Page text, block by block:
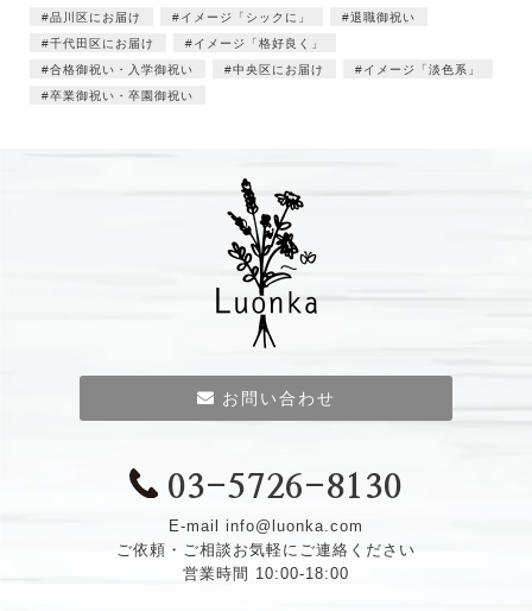
品川区にお届け
イメージ「シックに」
退職御祝い
千代田区にお届け
イメージ「格好良く」
合格御祝い・入学御祝い
中央区にお届け
イメージ「淡色系」
卒業御祝い・卒園御祝い
お問い合わせ
03-5726-8130
E-mail info@luonka.com
ご依頼・ご相談お気軽にご連絡ください
営業時間 10:00-18:00